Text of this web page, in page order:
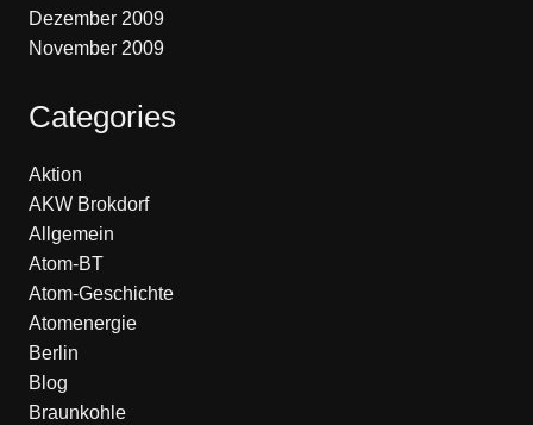
Dezember 2009
November 2009
Categories
Aktion
AKW Brokdorf
Allgemein
Atom-BT
Atom-Geschichte
Atomenergie
Berlin
Blog
Braunkohle